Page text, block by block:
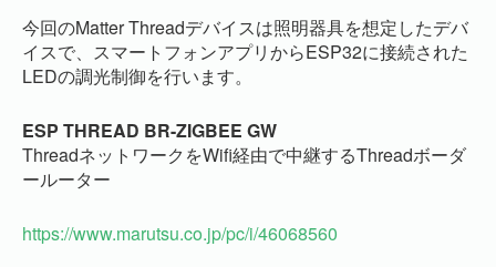
今回のMatter Threadデバイスは照明器具を想定したデバ
イスで、スマートフォンアプリからESP32に接続された
LEDの調光制御を行います。
ESP THREAD BR-ZIGBEE GW
ThreadネットワークをWifi経由で中継するThreadボーダ
ールーター
https://www.marutsu.co.jp/pc/i/46068560